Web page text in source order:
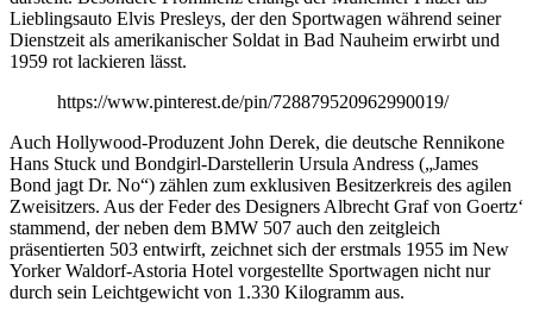
Lieblingsauto Elvis Presleys, der den Sportwagen während seiner
Dienstzeit als amerikanischer Soldat in Bad Nauheim erwirbt und
1959 rot lackieren lässt.
https://www.pinterest.de/pin/728879520962990019/
Auch Hollywood-Produzent John Derek, die deutsche Rennikone
Hans Stuck und Bondgirl-Darstellerin Ursula Andress („James
Bond jagt Dr. No“) zählen zum exklusiven Besitzerkreis des agilen
Zweisitzers. Aus der Feder des Designers Albrecht Graf von Goertz‘
stammend, der neben dem BMW 507 auch den zeitgleich
präsentierten 503 entwirft, zeichnet sich der erstmals 1955 im New
Yorker Waldorf-Astoria Hotel vorgestellte Sportwagen nicht nur
durch sein Leichtgewicht von 1.330 Kilogramm aus.